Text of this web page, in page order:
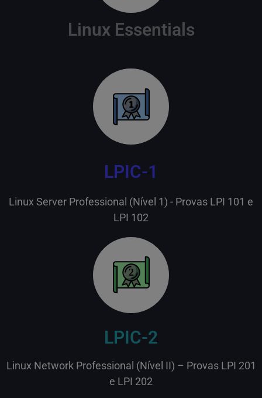
Linux Essentials
LPIC-1
Linux Server Professional (Nível 1) - Provas LPI 101 e
LPI 102
2
LPIC-2
Linux Network Professional (Nível II) – Provas LPI 201
e LPI 202